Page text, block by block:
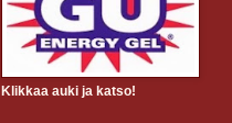
Klikkaa auki ja katso!